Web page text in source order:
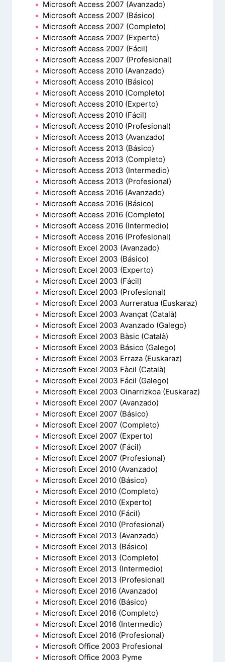
Microsoft Access 2007 (Avanzado)
Microsoft Access 2007 (Básico)
Microsoft Access 2007 (Completo)
Microsoft Access 2007 (Experto)
Microsoft Access 2007 (Fácil)
Microsoft Access 2007 (Profesional)
Microsoft Access 2010 (Avanzado)
Microsoft Access 2010 (Básico)
Microsoft Access 2010 (Completo)
Microsoft Access 2010 (Experto)
Microsoft Access 2010 (Fácil)
Microsoft Access 2010 (Profesional)
Microsoft Access 2013 (Avanzado)
Microsoft Access 2013 (Básico)
Microsoft Access 2013 (Completo)
Microsoft Access 2013 (Intermedio)
Microsoft Access 2013 (Profesional)
Microsoft Access 2016 (Avanzado)
Microsoft Access 2016 (Básico)
Microsoft Access 2016 (Completo)
Microsoft Access 2016 (Intermedio)
Microsoft Access 2016 (Profesional)
Microsoft Excel 2003 (Avanzado)
Microsoft Excel 2003 (Básico)
Microsoft Excel 2003 (Experto)
Microsoft Excel 2003 (Fácil)
Microsoft Excel 2003 (Profesional)
Microsoft Excel 2003 Aurreratua (Euskaraz)
Microsoft Excel 2003 Avançat (Català)
Microsoft Excel 2003 Avanzado (Galego)
Microsoft Excel 2003 Bàsic (Català)
Microsoft Excel 2003 Básico (Galego)
Microsoft Excel 2003 Erraza (Euskaraz)
Microsoft Excel 2003 Fàcil (Català)
Microsoft Excel 2003 Fácil (Galego)
Microsoft Excel 2003 Oinarrizkoa (Euskaraz)
Microsoft Excel 2007 (Avanzado)
Microsoft Excel 2007 (Básico)
Microsoft Excel 2007 (Completo)
Microsoft Excel 2007 (Experto)
Microsoft Excel 2007 (Fácil)
Microsoft Excel 2007 (Profesional)
Microsoft Excel 2010 (Avanzado)
Microsoft Excel 2010 (Básico)
Microsoft Excel 2010 (Completo)
Microsoft Excel 2010 (Experto)
Microsoft Excel 2010 (Fácil)
Microsoft Excel 2010 (Profesional)
Microsoft Excel 2013 (Avanzado)
Microsoft Excel 2013 (Básico)
Microsoft Excel 2013 (Completo)
Microsoft Excel 2013 (Intermedio)
Microsoft Excel 2013 (Profesional)
Microsoft Excel 2016 (Avanzado)
Microsoft Excel 2016 (Básico)
Microsoft Excel 2016 (Completo)
Microsoft Excel 2016 (Intermedio)
Microsoft Excel 2016 (Profesional)
Microsoft Office 2003 Profesional
Microsoft Office 2003 Pyme